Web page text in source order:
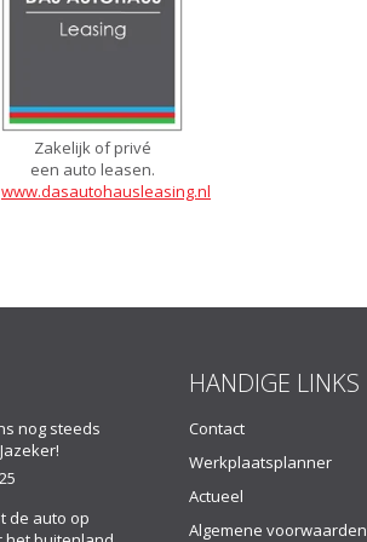
Zakelijk of privé
een auto leasen.
www.dasautohausleasing.nl
nog steeds
de auto op
HANDIGE LINKS
Contact
Werkplaatsplanner
Actueel
Algemene voorwaarden